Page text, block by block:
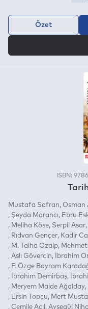
Özet
ISBN:
Mustafa Safran Osman
Şeyda Marancı
Ebru
Meliha Köse Serpil Asar
Rıdvan Gençer
Kadir
M. Talha Özalp
Mehmet
Aslı Gövercin
İbrahim
F. Özge Bayram
İbrahim Demirbaş
Meryem Maide Ağalday
Ersin Topçu
Mert
Cemile Açıl
Ayşegül